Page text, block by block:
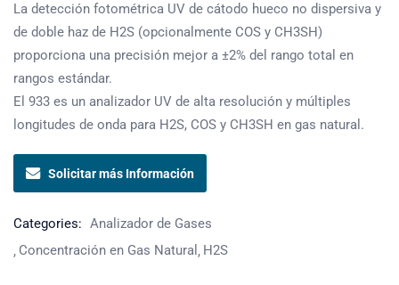
La detección fotométrica UV de cátodo hueco no dispersiva y
de doble haz de H2S (opcionalmente COS y CH3SH)
proporciona una precisión mejor a ±2% del rango total en
rangos estándar.
El 933 es un analizador UV de alta resolución y múltiples
longitudes de onda para H2S, COS y CH3SH en gas natural.
Solicitar más Información
Categories: Analizador de Gases
Concentración en Gas Natural
H2S